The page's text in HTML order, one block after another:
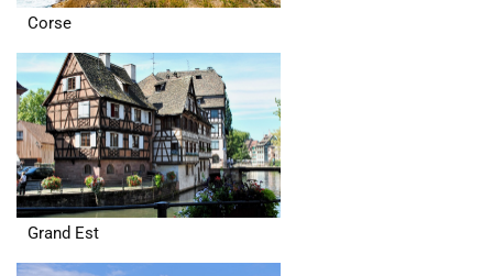
Corse
Grand Est